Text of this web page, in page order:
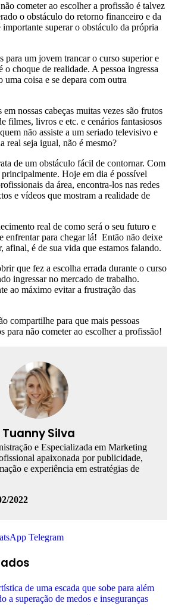
cometer ao escolher a profissão é talvez
o obstáculo do retorno financeiro e da
superar o obstáculo da própria
para um jovem trancar o curso superior e
o choque de realidade. A pessoa ingressa
uma coisa e se depara com outra
nossas cabeças muitas vezes são frutos
filmes, livros e etc. e cenários fantasiosos
não assiste a um seriado televisivo e
real seja igual, não é mesmo?
de um obstáculo fácil de contornar. Com
Hoje em dia é possível
da área, encontra-los nas redes
e vídeos que mostram a realidade de
real de como será o seu futuro e
enfrentar para chegar lá! Então não deixe
afinal, é de sua vida que estamos falando.
que fez a escolha errada durante o curso
ingressar no mercado de trabalho.
ao máximo evitar a frustração das
compartilhe para que mais pessoas
para não cometer ao escolher a profissão!
Tuanny Silva
e Especializada em Marketing
apaixonada por publicidade,
e experiência em estratégias de
2022
Telegram